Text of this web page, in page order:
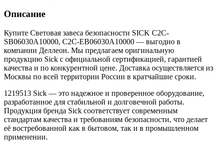
Описание
Купите Световая завеса безопасности SICK C2C-
SB06030A10000, C2C-EB06030A10000 — выгодно в
компании Деллеон. Мы предлагаем оригинальную
продукцию Sick с официальной сертификацией, гарантией
качества и по конкурентной цене. Доставка осуществляется из
Москвы по всей территории России в кратчайшие сроки.
1219513 Sick — это надежное и проверенное оборудование,
разработанное для стабильной и долговечной работы.
Продукция бренда Sick соответствует современным
стандартам качества и требованиям безопасности, что делает
её востребованной как в бытовом, так и в промышленном
применении.